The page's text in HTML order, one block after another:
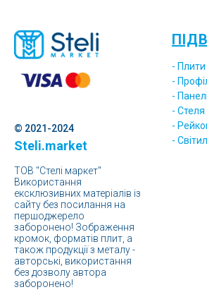
© 2021-2024
Steli.market
ТОВ "Стелі маркет"
Використання
ексклюзивних матеріалів із
сайту без посилання на
першоджерело
заборонено! Зображення
кромок, форматів плит, а
також продукції з металу -
авторські, використання
без дозволу автора
заборонено!
- Плити
-
-
- Стеля
-
-